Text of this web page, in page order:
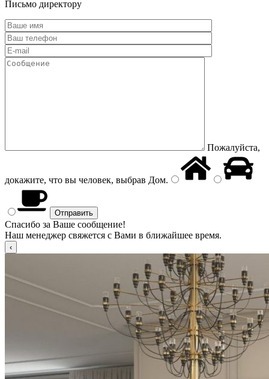
Письмо директору
Пожалуйста,
докажите, что вы человек, выбрав Дом.
Спасибо за Ваше сообщение!
Наш менеджер свяжется с Вами в ближайшее время.